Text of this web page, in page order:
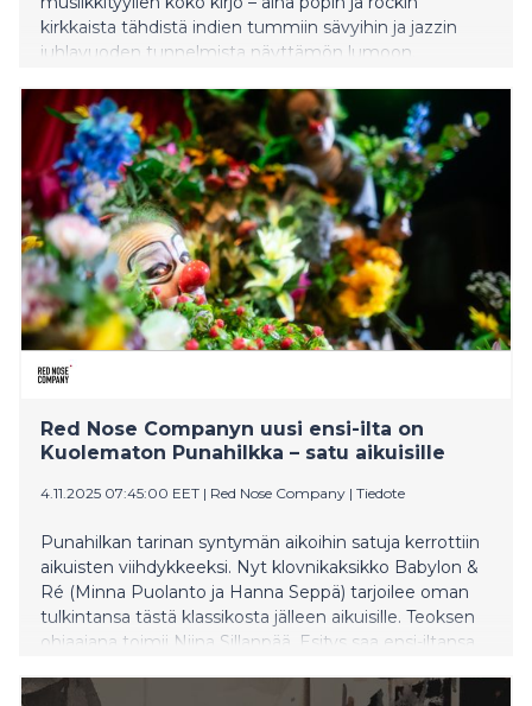
kirkkaista tähdistä indien tummiin sävyihin ja jazzin
juhlavuoden tunnelmista näyttämön lumoon.
tapahtumatalo tuo tulevaan kevätkauteen
poikkeuksellisen tasokkaan ja monipuolisen elämysten
valikoiman. Keikka- ja konserttikattausta täydentää
runsas esittävien taiteiden ja lavahuumorin,
lastenkulttuurin sekä senioreille suunnatun
maksuttoman ohjelmiston kattaus.
Red Nose Companyn uusi ensi-ilta on
Kuolematon Punahilkka – satu aikuisille
4.11.2025 07:45:00 EET | Red Nose Company | Tiedote
Punahilkan tarinan syntymän aikoihin satuja kerrottiin
aikuisten viihdykkeeksi. Nyt klovnikaksikko Babylon &
Ré (Minna Puolanto ja Hanna Seppä) tarjoilee oman
tulkintansa tästä klassikosta jälleen aikuisille. Teoksen
ohjaajana toimii Niina Sillanpää. Esitys saa ensi-iltansa
tänä vuonna kaksikymmenvuotista taivaltaan.